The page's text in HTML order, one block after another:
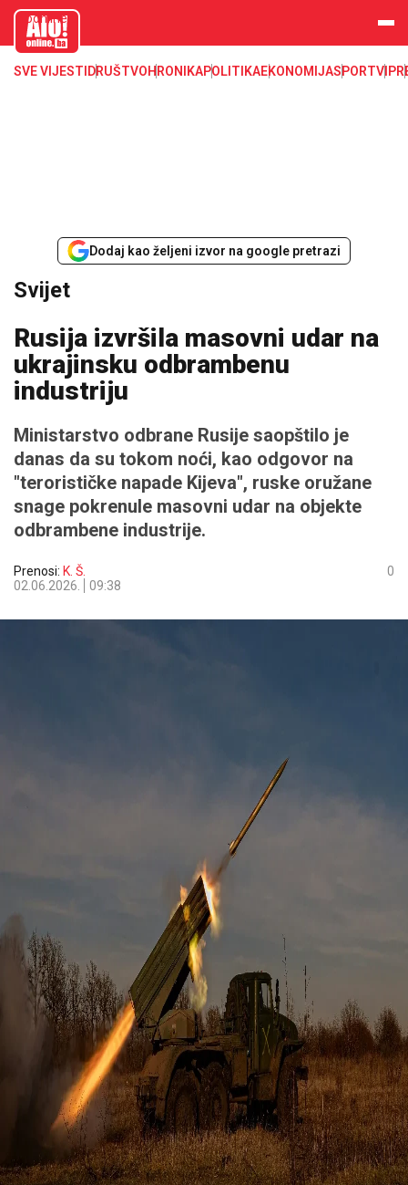
aloonline.b
SVE VIJESTI DRUŠTVOHRONIKAPOLITIKAEKONOMIJASPORTVIP
Dodaj kao željeni izvor na google pretrazi
Svijet
Rusija izvršila masovni udar na
ukrajinsku odbrambenu
industriju
Ministarstvo odbrane Rusije saopštilo je
danas da su tokom noći, kao odgovor na
"terorističke napade Kijeva", ruske oružane
snage pokrenule masovni udar na objekte
odbrambene industrije.
Prenosi: K. Š.
02.06.2026.
09:38
0